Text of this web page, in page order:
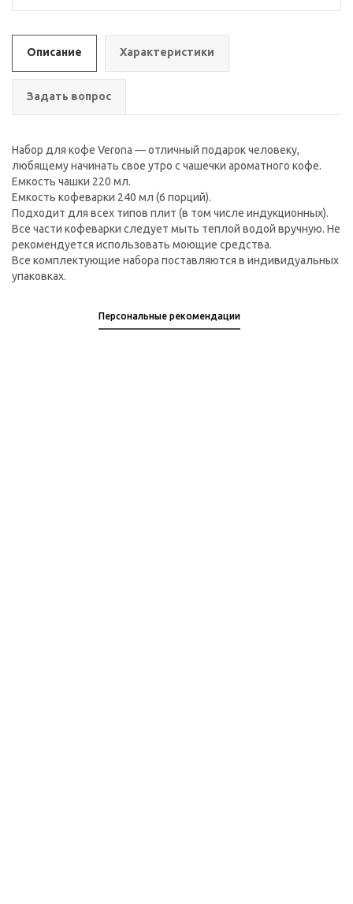
Описание Характеристики
Задать вопрос
Набор для кофе Verona — отличный подарок человеку,
любящему начинать свое утро с чашечки ароматного кофе.
Емкость чашки 220 мл.
Емкость кофеварки 240 мл (6 порций).
Подходит для всех типов плит (в том числе индукционных).
Все части кофеварки следует мыть теплой водой вручную. Не
рекомендуется использовать моющие средства.
Все комплектующие набора поставляются в индивидуальных
упаковках.
Персональные рекомендации